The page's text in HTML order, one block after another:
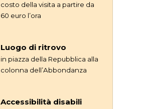
costo della visita a partire da
60 euro l’ora
Luogo di ritrovo
in piazza della Repubblica alla
colonna dell’Abbondanza
Accessibilità disabili